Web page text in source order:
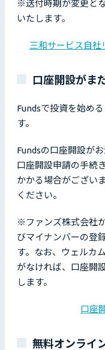
※送付時期が変更と
いたします。
三和サービス自社
口座開設がま
Fundsで投資を始め
す。
Fundsの口座開設が
口座開設申請の手続
かかる場合がござい
ください。
※ファンズ株式会社
びマイナンバーの登
す。なお、ウェルカ
がなければ、口座開
します。
口座
無料オンライ